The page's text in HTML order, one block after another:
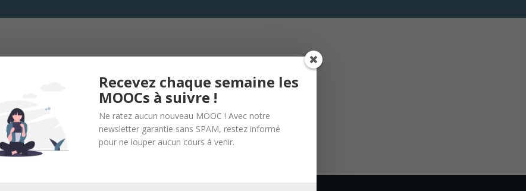
Recevez chaque semaine les
MOOCs à suivre !
Ne ratez aucun nouveau MOOC ! Avec notre
newsletter garantie sans SPAM, restez informé
pour ne louper aucun cours à venir.